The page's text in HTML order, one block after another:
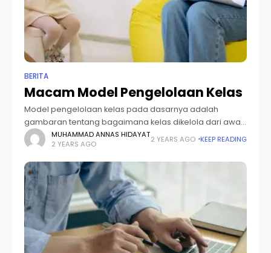
BERITA
Macam Model Pengelolaan Kelas
Model pengelolaan kelas pada dasarnya adalah
gambaran tentang bagaimana kelas dikelola dari awal
hingga akhir, yang ditampilkan dengan cara khas oleh
guru. Dengan kata lain, model pengelolaan kelas
adalah kerangka
MUHAMMAD ANNAS HIDAYAT
2 YEARS AGO
2 YEARS AGO KEEP READING